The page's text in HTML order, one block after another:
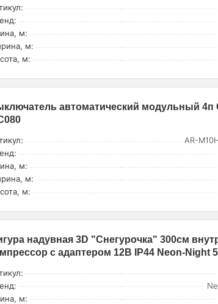
м:
м:
м:
автоматический модульный 4п
AR-
м:
м:
м:
надувная 3D "Снегурочка" 300см
с адаптером 12В IP44 Neon-Night
м: